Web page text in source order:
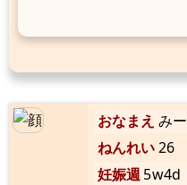
おなまえ みー
ねんれい26
妊娠週5w4d